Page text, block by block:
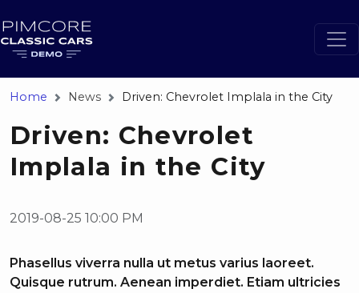
Home News Driven: Chevrolet Implala in the City
Driven: Chevrolet
Implala in the City
2019-08-25 10:00 PM
Phasellus viverra nulla ut metus varius laoreet.
Quisque rutrum. Aenean imperdiet. Etiam ultricies